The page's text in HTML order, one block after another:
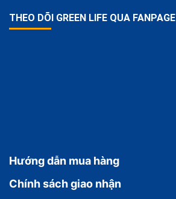
THEO DÕI GREEN LIFE QUA FANPAGE
Hướng dẫn mua hàng
Chính sách giao nhận